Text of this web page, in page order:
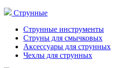
Струнные
Струнные инструменты
Струны для смычковых
Аксессуары для струнных
Чехлы для струнных